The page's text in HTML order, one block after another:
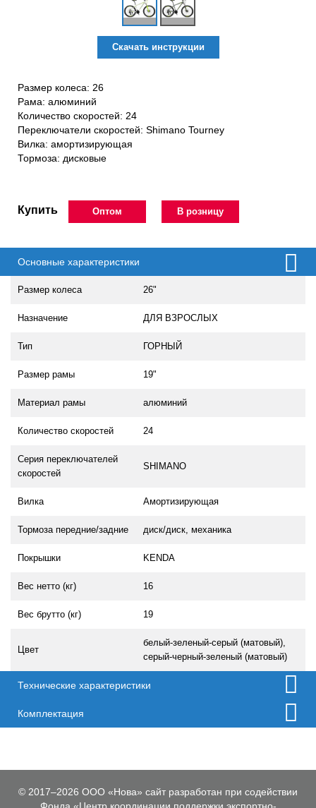
Скачать инструкции
Размер колеса: 26
Рама: алюминий
Количество скоростей: 24
Переключатели скоростей: Shimano Tourney
Вилка: амортизирующая
Тормоза: дисковые
Купить Оптом В розницу
Основные характеристики
Размер колеса 26"
Назначение ДЛЯ ВЗРОСЛЫХ
Тип ГОРНЫЙ
Размер рамы 19"
Материал рамы алюминий
Количество скоростей 24
Серия переключателей
скоростей
SHIMANO
Вилка Амортизирующая
Тормоза передние/задние диск/диск, механика
Покрышки KENDA
Вес нетто (кг) 16
Вес брутто (кг) 19
Цвет
белый-зеленый-серый (матовый),
серый-черный-зеленый (матовый)
Технические характеристики
Комплектация
© 2017–2026 ООО «Нова» сайт разработан при содействии
Фонда «Центр координации поддержки экспортно-